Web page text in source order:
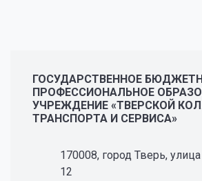
ГОСУДАРСТВЕННОЕ
ПРОФЕССИОНАЛЬНОЕ
УЧРЕЖДЕНИЕ «ТВЕРСКОЙ
ТРАНСПОРТА И СЕРВИСА»
170008, город Тверь,
12